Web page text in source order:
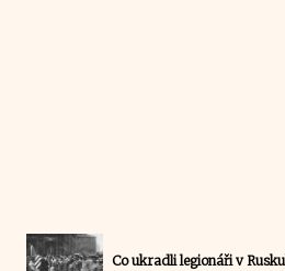
Co ukradli legionáři v